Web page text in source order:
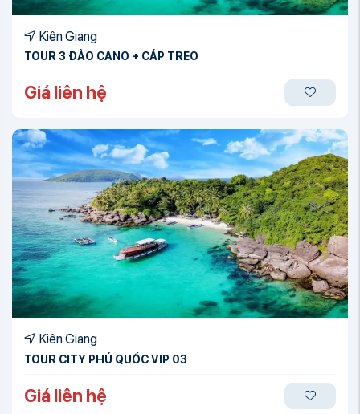
Kiên Giang
TOUR 3 ĐẢO CANO + CÁP TREO
Giá liên hệ
Kiên Giang
TOUR CITY PHÚ QUỐC VIP 03
Giá liên hệ